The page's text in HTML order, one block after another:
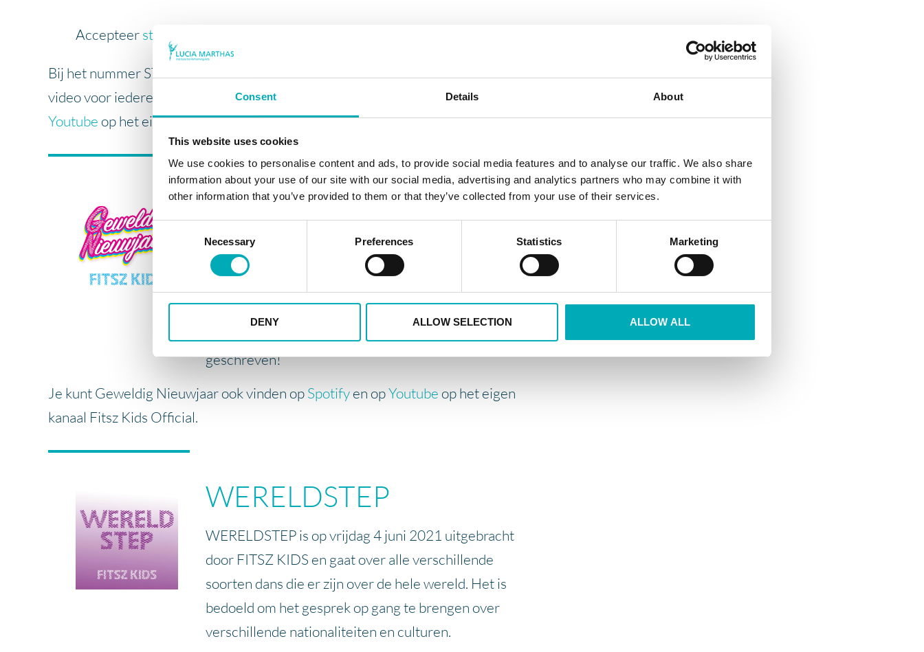
Consent Details About
This website uses cookies
We use cookies to personalise content and ads, to provide social media features and to analyse our traffic. We also share
information about your use of our site with our social media, advertising and analytics partners who may combine it with
other information that you’ve provided to them or that they’ve collected from your use of their services.
Consent
Selection
Necessary Preferences Statistics Marketing
DENY ALLOW SELECTION ALLOW ALL
Accepteerstatistieken, marketing
Bij het nummer STAP VOOR STAP hoort een lesbrief voor de docenten en een
video voor iedereen! Je kunt Stap voor Stap ook vinden op
en op
Youtube op het eigen kanaal Fitsz Kids Official.
Geweldig Nieuwjaar
Geweldig Nieuwjaar is een samenwerking tussen
FITSZ KIDS en de Gemeente Amsterdam. Voor het
Electric Fireworks, werd er speciaal voor alle
kinderen een ‘Geweldig Nieuwjaar’ liedje
geschreven!
Je kunt Geweldig Nieuwjaar ook vinden opSpotifyen opYoutube op het eigen
kanaal Fitsz Kids Official.
WERELDSTEP
WERELDSTEP is op vrijdag 4 juni 2021 uitgebracht
door FITSZ KIDS en gaat over alle verschillende
soorten dans die er zijn over de hele wereld. Het is
bedoeld om het gesprek op gang te brengen over
verschillende nationaliteiten en culturen.